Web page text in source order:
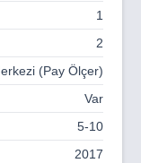
1
2
(Pay Ölçer)
Var
5-10
2017